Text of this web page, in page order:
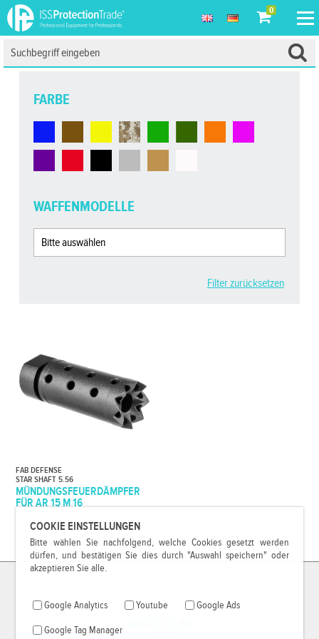
COOKIE EINSTELLUNGEN
Bitte wählen Sie nachfolgend, welche Cookies gesetzt werden
dürfen, und bestätigen Sie dies durch "Auswahl speichern" oder
akzeptieren Sie alle.
Google Analytics Youtube Google Ads
Google Tag Manager
0
FARBE
WAFFENMODELLE
Filter zurücksetzen
FAB DEFENSE
STAR SHAFT 5.56
MÜNDUNGSFEUERDÄMPFER
FÜR AR 15 M 16
129,99 €*